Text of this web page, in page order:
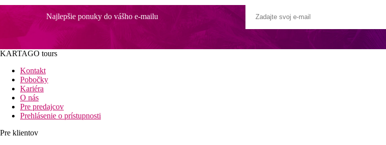
Najlepšie ponuky do vášho e-mailu
KARTAGO tours
Kontakt
Pobočky
Kariéra
O nás
Pre predajcov
Prehlásenie o prístupnosti
Pre klientov